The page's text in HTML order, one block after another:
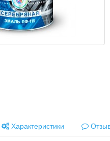
Характеристики